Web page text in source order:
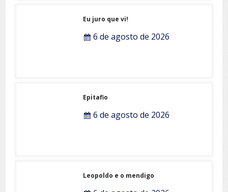
Eu juro que vi!
6 de agosto de 2026
Epitafio
6 de agosto de 2026
Leopoldo e o mendigo